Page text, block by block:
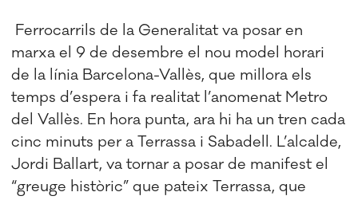
Ferrocarrils de la Generalitat va posar en
marxa el 9 de desembre el nou model horari
de la línia Barcelona-Vallès, que millora els
temps d’espera i fa realitat l’anomenat Metro
del Vallès. En hora punta, ara hi ha un tren cada
cinc minuts per a Terrassa i Sabadell. L’alcalde,
Jordi Ballart, va tornar a posar de manifest el
“greuge històric” que pateix Terrassa, que